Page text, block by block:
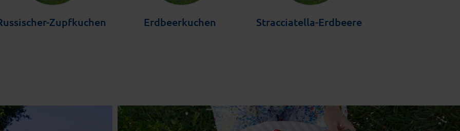
Zupfkuchen Erdbeerkuchen Stracciatella-Erdbeere